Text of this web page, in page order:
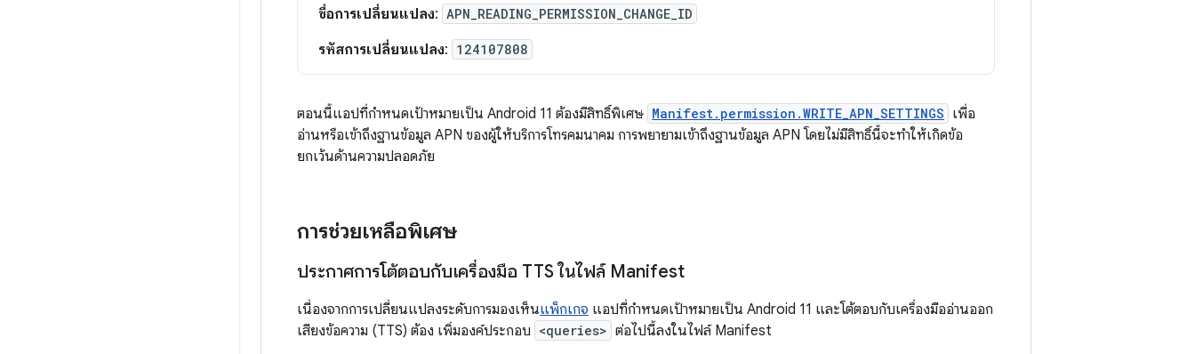
ชื่อการเปลี่ยนแปลง: APN_READING_PERMISSION_CHANGE_ID
รหัสการเปลี่ยนแปลง: 124107808
ตอนนี้แอปที่กำหนดเป้าหมายเป็น Android 11 ต้องมีสิทธิ์พิเศษ Manifest.permission.WRITE_APN_SETTINGS เพื่อ
อ่านหรือเข้าถึงฐานข้อมูล APN ของผู้ให้บริการโทรคมนาคม การพยายามเข้าถึงฐานข้อมูล APN โดยไม่มีสิทธิ์นี้จะทำให้เกิดข้อ
ยกเว้นด้านความปลอดภัย
การช่วยเหลือพิเศษ
ประกาศการโต้ตอบกับเครื่องมือ TTS ในไฟล์ Manifest
เนื่องจากการเปลี่ยนแปลงระดับการมองเห็นแพ็กเกจ แอปที่กำหนดเป้าหมายเป็น Android 11 และโต้ตอบกับเครื่องมืออ่านออก
เสียงข้อความ (TTS) ต้อง เพิ่มองค์ประกอบ <queries> ต่อไปนี้ลงในไฟล์ Manifest